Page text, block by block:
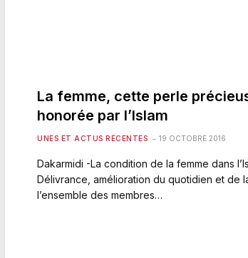
La femme, cette perle
honorée par l’Islam
UNES ET ACTUS RÉCENTES 19 OCTOBRE 2016
Dakarmidi -La condition de la femme dans
Délivrance, amélioration du quotidien et de
l’ensemble des membres…